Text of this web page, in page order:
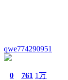
qwe774290951
0 761 1万